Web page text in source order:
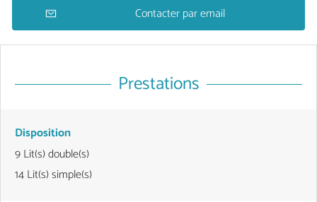
Contacter par email
Prestations
Disposition
9Lit(s) double(s)
14Lit(s) simple(s)